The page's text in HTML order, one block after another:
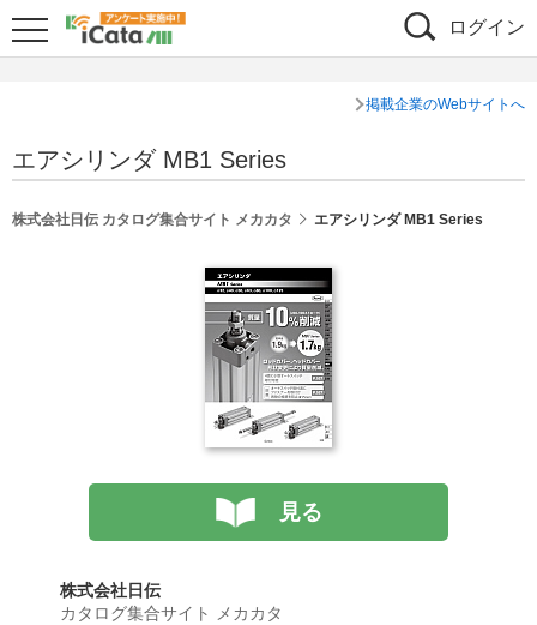
ログイン
掲載企業のWebサイトへ
エアシリンダ MB1 Series
株式会社日伝 カタログ集合サイト メカカタ エアシリンダ MB1 Series
見る
株式会社日伝
カタログ集合サイト メカカタ